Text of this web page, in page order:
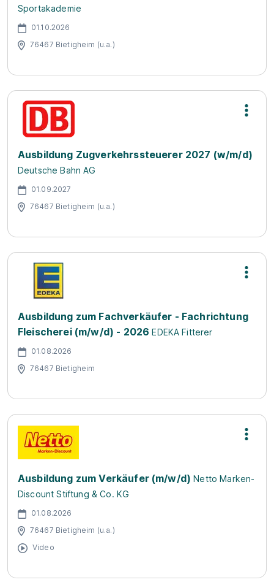
Sportakademie
01.10.2026
76467 Bietigheim (u.a.)
Ausbildung Zugverkehrssteuerer 2027 (w/m/d)
Deutsche Bahn AG
01.09.2027
76467 Bietigheim (u.a.)
Ausbildung zum Fachverkäufer - Fachrichtung
Fleischerei (m/w/d) - 2026 EDEKA Fitterer
01.08.2026
76467 Bietigheim
Ausbildung zum Verkäufer (m/w/d) Netto Marken-
Discount Stiftung & Co. KG
01.08.2026
76467 Bietigheim (u.a.)
Video